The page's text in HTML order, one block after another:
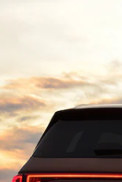
SUV
Mercedes-
Maybach
EQS SUV
GLB
GLC